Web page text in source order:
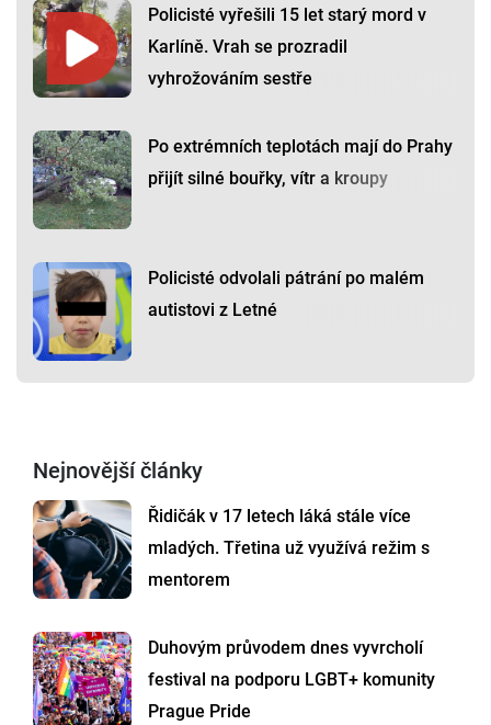
Policisté vyřešili 15 let starý mord v
Karlíně. Vrah se prozradil
vyhrožováním sestře
Po extrémních teplotách mají do Prahy
přijít silné bouřky, vítr a kroupy
Policisté odvolali pátrání po malém
autistovi z Letné
Nejnovější články
Řidičák v 17 letech láká stále více
mladých. Třetina už využívá režim s
mentorem
Duhovým průvodem dnes vyvrcholí
festival na podporu LGBT+ komunity
Prague Pride